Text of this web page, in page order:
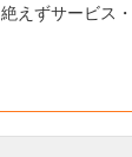
えずサービス